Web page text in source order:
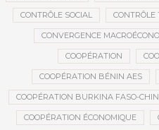
CONTRÔLE SOCIAL CONTRÔLE
CONVERGENCE
COOPÉRATION
COOPÉRATION BÉNIN AES
COOPÉRATION BURKINA FASO-
COOPÉRATION ÉCONOMIQUE